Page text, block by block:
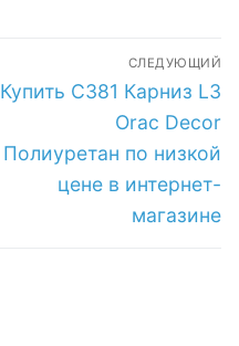
СЛЕДУЮЩИЙ
Следующая
Купить C381 Карниз L3
Orac Decor
Полиуретан по низкой
цене в интернет-
магазине